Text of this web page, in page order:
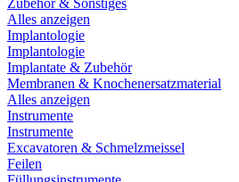
Zubehör & Sonstiges
Alles anzeigen
Implantologie
Implantologie
Implantate & Zubehör
Membranen & Knochenersatzmaterial
Alles anzeigen
Instrumente
Instrumente
Excavatoren & Schmelzmeissel
Feilen